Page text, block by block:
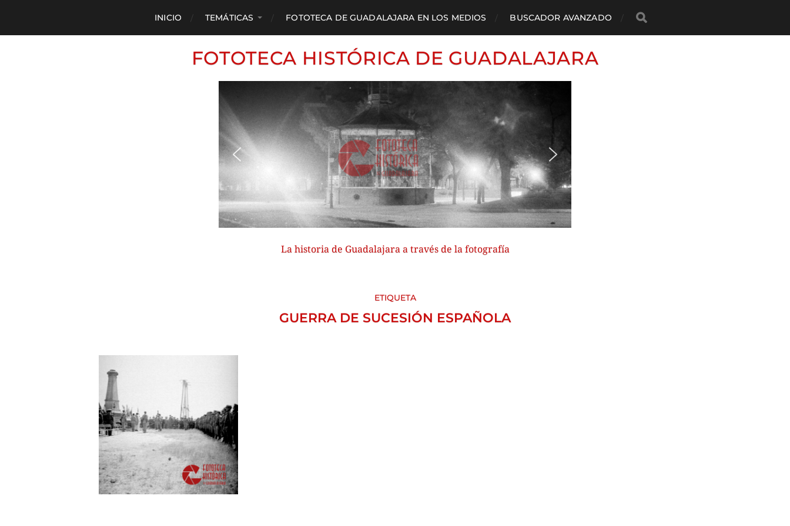
INICIO TEMÁTICAS FOTOTECA DE GUADALAJARA EN LOS MEDIOS BUSCADOR AVANZADO
FOTOTECA HISTÓRICA DE GUADALAJARA
La historia de Guadalajara a través de la fotografía
ETIQUETA
GUERRA DE SUCESIÓN ESPAÑOLA